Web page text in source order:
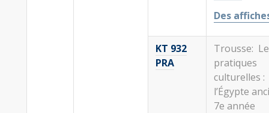
Des
KT 932
PRA
Trousse:
pratiques
culturelles :
l’Égypte
7e année